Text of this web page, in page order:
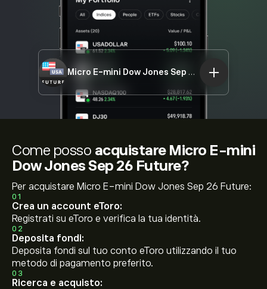
Micro E-mini Dow Jones Sep 26 Future
Come posso acquistare Micro E-mini
Dow Jones Sep 26 Future?
Per acquistare Micro E-mini Dow Jones Sep 26 Future:
01
Crea un account eToro:
Registrati su eToro e verifica la tua identità.
02
Deposita fondi:
Deposita fondi sul tuo conto eToro utilizzando il tuo
metodo di pagamento preferito.
03
Ricerca e acquisto: